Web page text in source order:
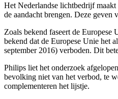
Het Nederlandse lichtbedrijf
de aandacht brengen. Deze
Zoals bekend faseert de
bekend dat de Europese Unie het
september 2016) verboden. Dit
Philips liet het onderzoek
bevolking niet van het verbod, te
complementeren het lijstje.